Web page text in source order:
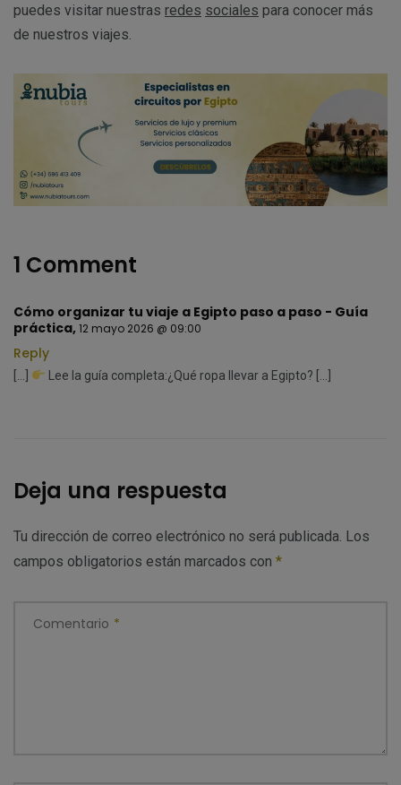
puedes visitar nuestras redes sociales para conocer más
de nuestros viajes.
1 Comment
Cómo organizar tu viaje a Egipto paso a paso - Guía
práctica,12 mayo 2026 @ 09:00
Reply
Lee la guía completa:¿Qué ropa llevar a Egipto? […]
Deja una respuesta
Tu dirección de correo electrónico no será publicada. Los
campos obligatorios están marcados con *
Comentario *